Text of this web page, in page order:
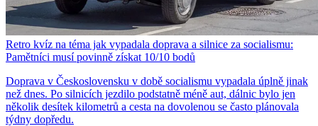
Retro kvíz na téma jak vypadala doprava a silnice za socialismu:
Pamětníci musí povinně získat 10/10 bodů
Doprava v Československu v době socialismu vypadala úplně jinak
než dnes. Po silnicích jezdilo podstatně méně aut, dálnic bylo jen
několik desítek kilometrů a cesta na dovolenou se často plánovala
týdny dopředu.